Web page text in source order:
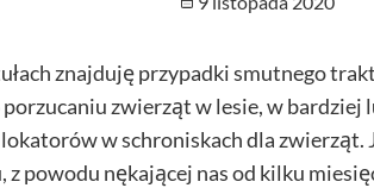
znajduję przypadki smutnego
porzucaniu zwierząt w lesie, w
w schroniskach dla zwierząt.
z powodu nękającej nas od kilku